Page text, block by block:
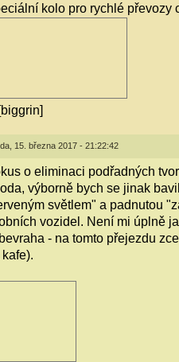
kolo pro rychlé převozy
15. března 2017 - 21:22:42
o eliminaci podřadných
výborně bych se jinak
světlem" a padnutou
vozidel. Není mi úplně
- na tomto přejezdu